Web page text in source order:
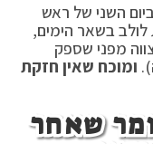
השני של ראש
בשאר הימים,
מפני שספק
ומוכח שאין חזקת
שאחר